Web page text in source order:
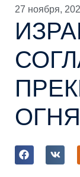
27 ноября,